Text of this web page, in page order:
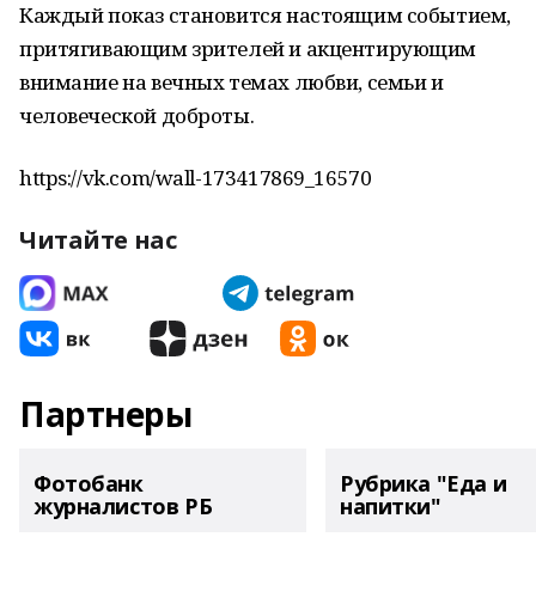
Каждый показ становится настоящим событием,
притягивающим зрителей и акцентирующим
внимание на вечных темах любви, семьи и
человеческой доброты.
https://vk.com/wall-173417869_16570
Читайте нас
Партнеры
Фотобанк
журналистов РБ
Рубрика "Еда и
напитки"